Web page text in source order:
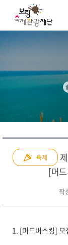
축제
[머
작
1. [머드버스킹] 모